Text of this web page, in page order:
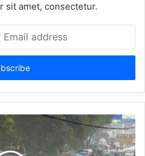
sit amet, consectetur.